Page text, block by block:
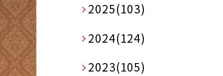
2025(103)
2024(124)
2023(105)